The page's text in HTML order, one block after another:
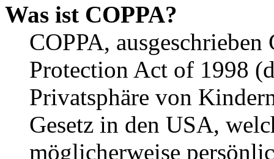
Was ist COPPA?
COPPA,
Protection Act of 1998
Privatsphäre von
Gesetz in den USA,
möglicherweise